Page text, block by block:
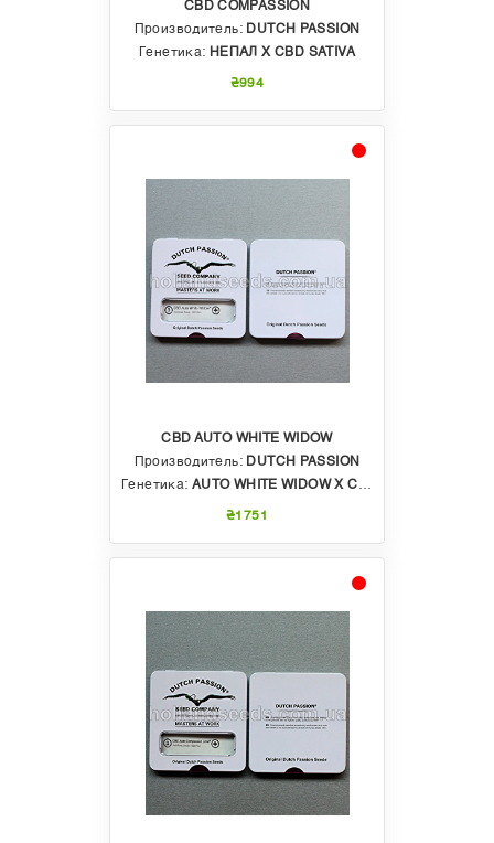
CBD COMPASSION
Производитель: DUTCH PASSION
Генетика: НЕПАЛ Х CBD SATIVA
₴994
CBD AUTO WHITE WIDOW
Производитель: DUTCH PASSION
Генетика: AUTO WHITE WIDOW X CBD SWEET Х SOUR WIDOW
₴1751